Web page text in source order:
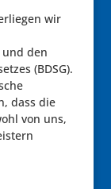
wir
und den
(BDSG).
dass die
von uns,